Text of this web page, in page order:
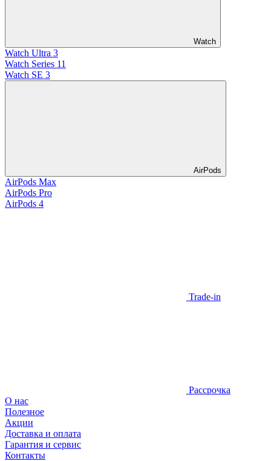
Watch
Watch Ultra 3
Watch Series 11
Watch SE 3
AirPods
AirPods Max
AirPods Pro
AirPods 4
Trade-in
Рассрочка
О нас
Полезное
Акции
Доставка и оплата
Гарантия и сервис
Контакты